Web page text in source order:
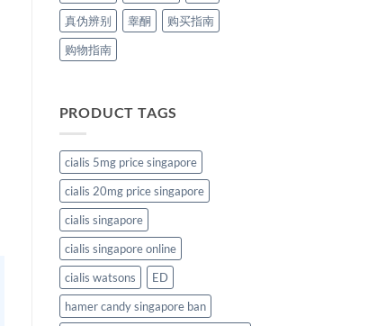
真伪辨别
睾酮
购买指南
购物指南
PRODUCT TAGS
cialis 5mg price singapore
cialis 20mg price singapore
cialis singapore
cialis singapore online
cialis watsons
ED
hamer candy singapore ban